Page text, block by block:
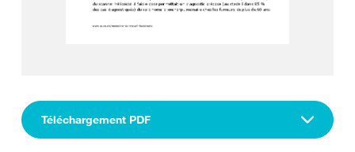
Téléchargement PDF